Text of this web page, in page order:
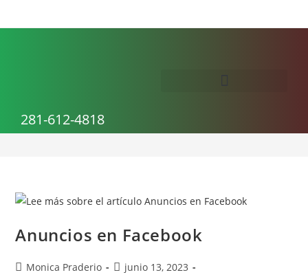
281-612-4818
> publicidad digital
Anuncios en Facebook
Monica Praderio
junio 13, 2023